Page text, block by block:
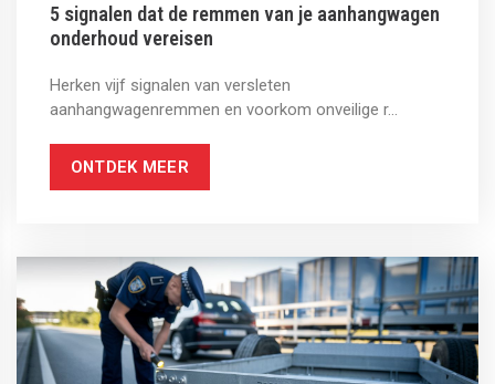
5 signalen dat de remmen van je aanhangwagen
onderhoud vereisen
Herken vijf signalen van versleten
aanhangwagenremmen en voorkom onveilige r...
ONTDEK MEER